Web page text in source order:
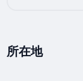
所在地